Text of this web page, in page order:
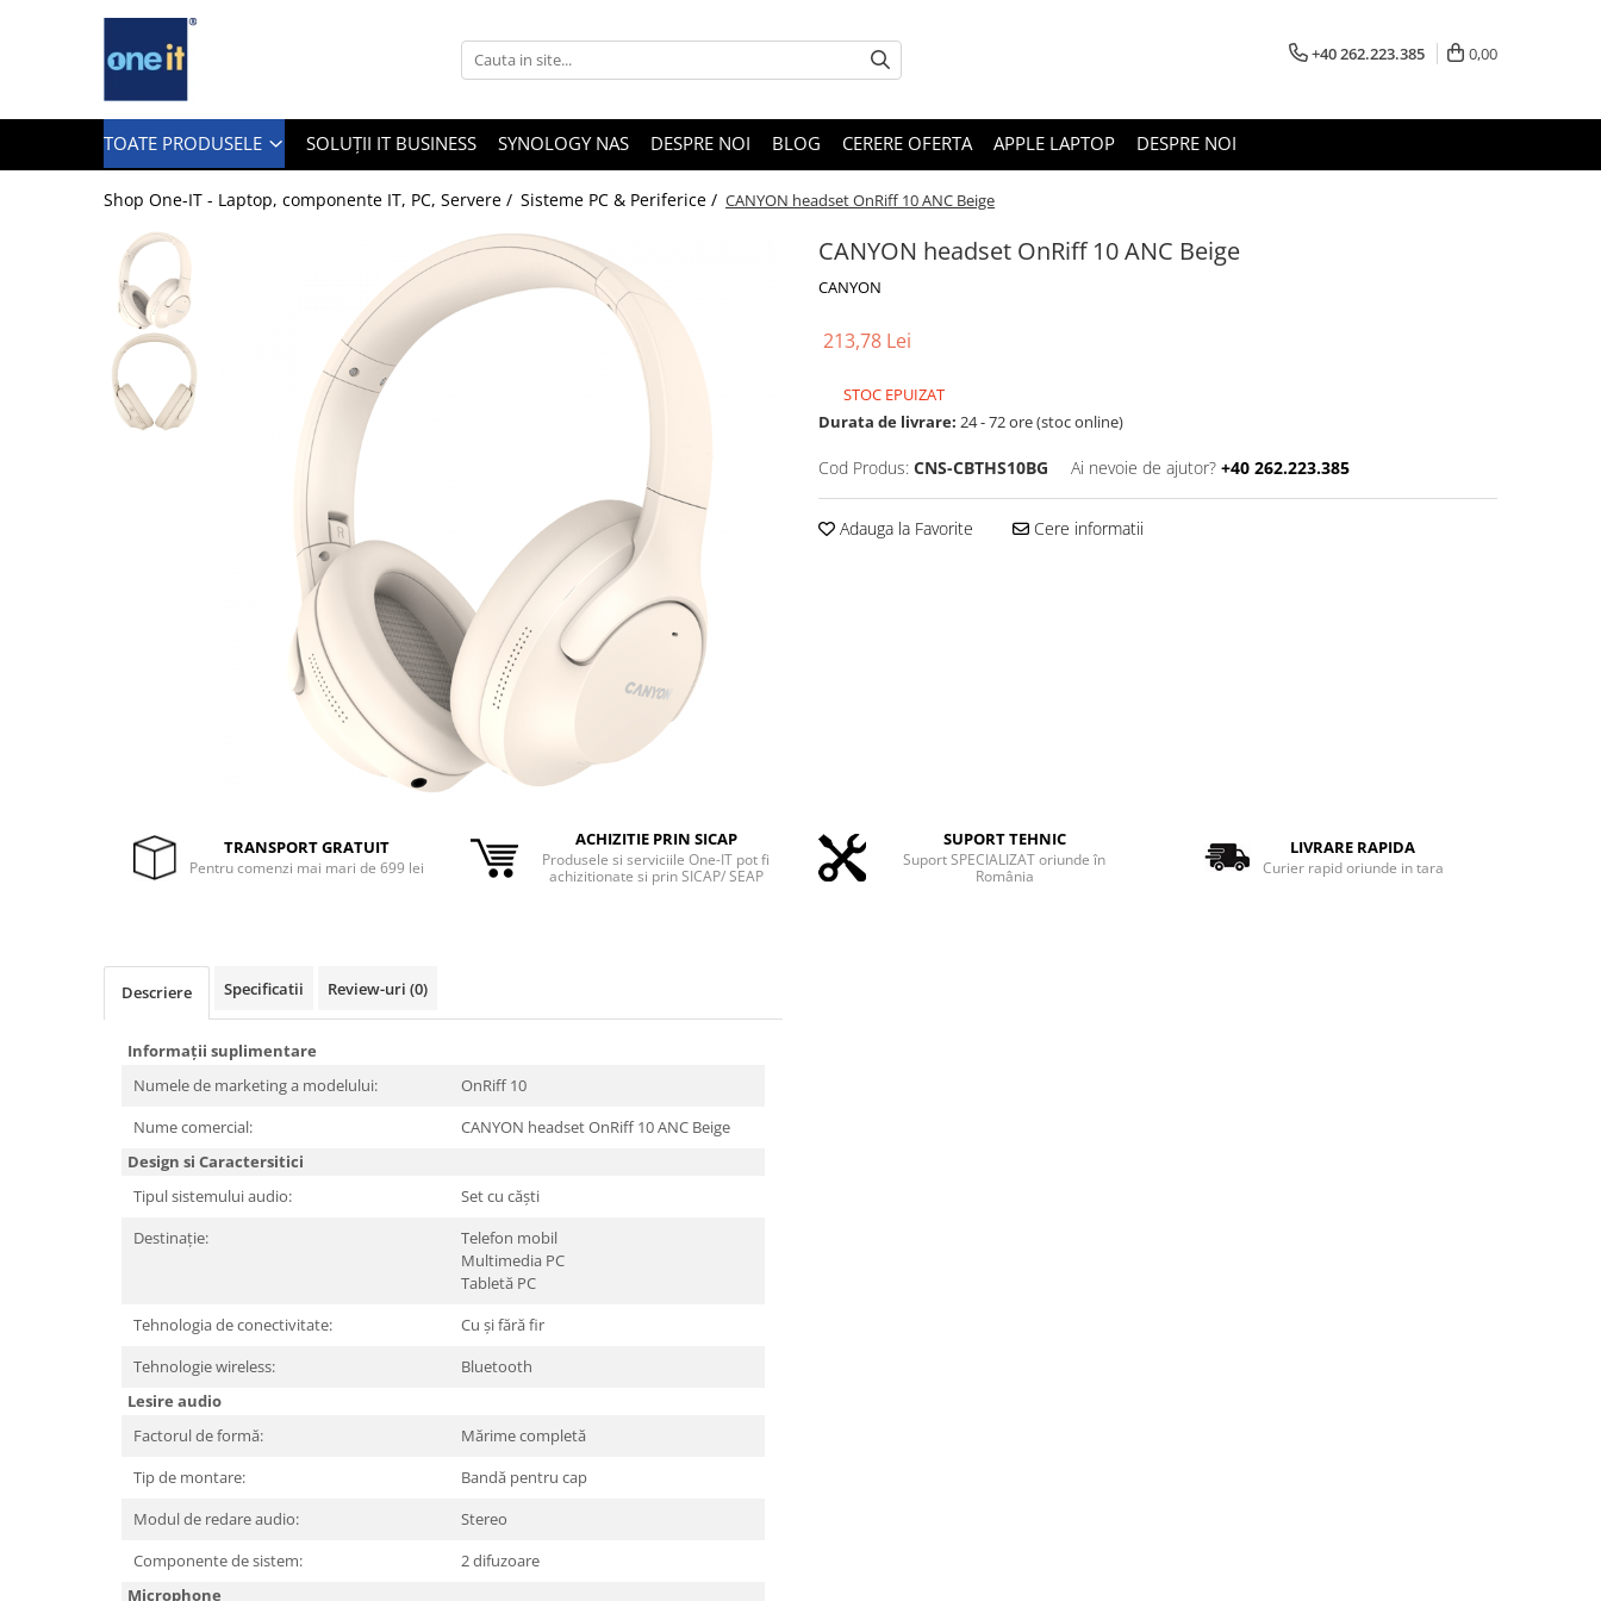
Toate Produsele
Laptop / Notebook
Notebook Consumer
Accesorii Laptop
Componente Laptop
Tablete & accesorii
Tastaturi Gaming
Card Reader
Componente PC
Placi de Baza
+40 262.223.385 0,00
TOATE PRODUSELE SOLUȚII IT BUSINESS SYNOLOGY NAS DESPRE NOI BLOG CERERE OFERTA APPLE LAPTOP DESPRE NOI
Shop One-IT - Laptop, componente IT, PC, Servere / Sisteme PC & Periferice / CANYON headset OnRiff 10 ANC Beige
CANYON headset OnRiff 10 ANC Beige
CANYON
213,78 Lei
STOC EPUIZAT
Durata de livrare: 24 - 72 ore (stoc online)
Cod Produs: CNS-CBTHS10BG Ai nevoie de ajutor? +40 262.223.385
Adauga la Favorite Cere informatii
TRANSPORT GRATUIT
Pentru comenzi mai mari de 699 lei
ACHIZITIE PRIN SICAP
Produsele si serviciile One-IT pot fi
achizitionate si prin SICAP/ SEAP
SUPORT TEHNIC
Suport SPECIALIZAT oriunde în
România
LIVRARE RAPIDA
Curier rapid oriunde in tara
Descriere Specificatii Review-uri (0)
Informații suplimentare
Numele de marketing a modelului:
OnRiff 10
Nume comercial:
CANYON headset OnRiff 10 ANC Beige
Design si Caractersitici
Tipul sistemului audio:
Set cu căști
Destinație:
Telefon mobil
Multimedia PC
Tabletă PC
Tehnologia de conectivitate:
Cu și fără fir
Tehnologie wireless:
Bluetooth
Lesire audio
Factorul de formă:
Mărime completă
Tip de montare:
Bandă pentru cap
Modul de redare audio:
Stereo
Componente de sistem:
2 difuzoare
Microphone